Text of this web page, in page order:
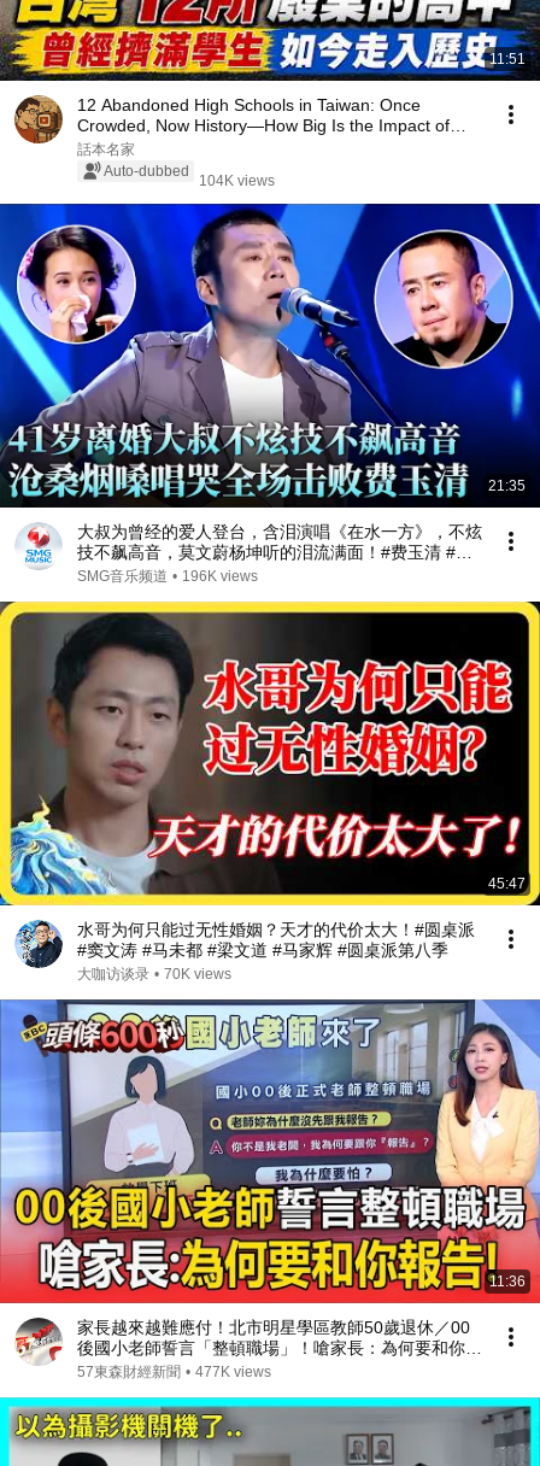
11:51
12 Abandoned High Schools in Taiwan: Once
Crowded, Now History—How Big Is the Impact of
Declining...
話本名家
Auto-dubbed
104K views
21:35
大叔为曾经的爱人登台，含泪演唱《在水一方》，不炫
技不飙高音，莫文蔚杨坤听的泪流满面！#费玉清 #任
柏儒 #天籁之战1 精华版 clip
SMG音乐频道 • 196K views
45:47
水哥为何只能过无性婚姻？天才的代价太大！#圆桌派
#窦文涛 #马未都 #梁文道 #马家辉 #圆桌派第八季
大咖访谈录 • 70K views
11:36
家長越來越難應付！北市明星學區教師50歲退休／00
後國小老師誓言「整頓職場」！嗆家長：為何要和你報
告
57東森財經新聞 • 477K views